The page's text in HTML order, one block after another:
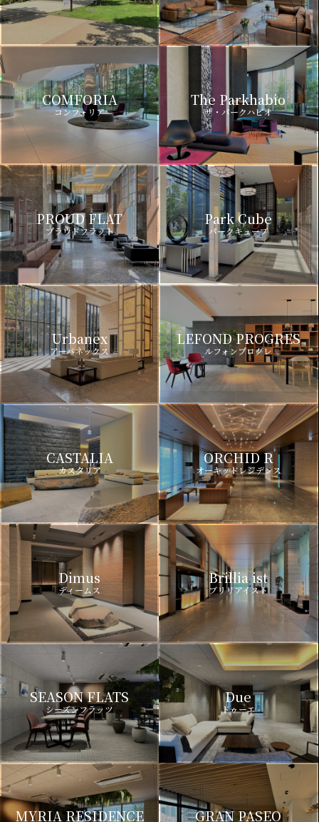
COMFORIA
コンフォリア
The Parkhabio
ザ・パークハビオ
PROUD FLAT
プラウドフラット
Park Cube
パークキューブ
Urbanex
アーバネックス
LEFOND PROGRES
ルフォンプログレ
CASTALIA
カスタリア
ORCHID R
オーキッドレジデンス
Dimus
ディームス
Brillia ist
ブリリアイスト
SEASON FLATS
シーズンフラッツ
Due
ドゥーエ
MYRIA RESIDENCE GRAN PASEO